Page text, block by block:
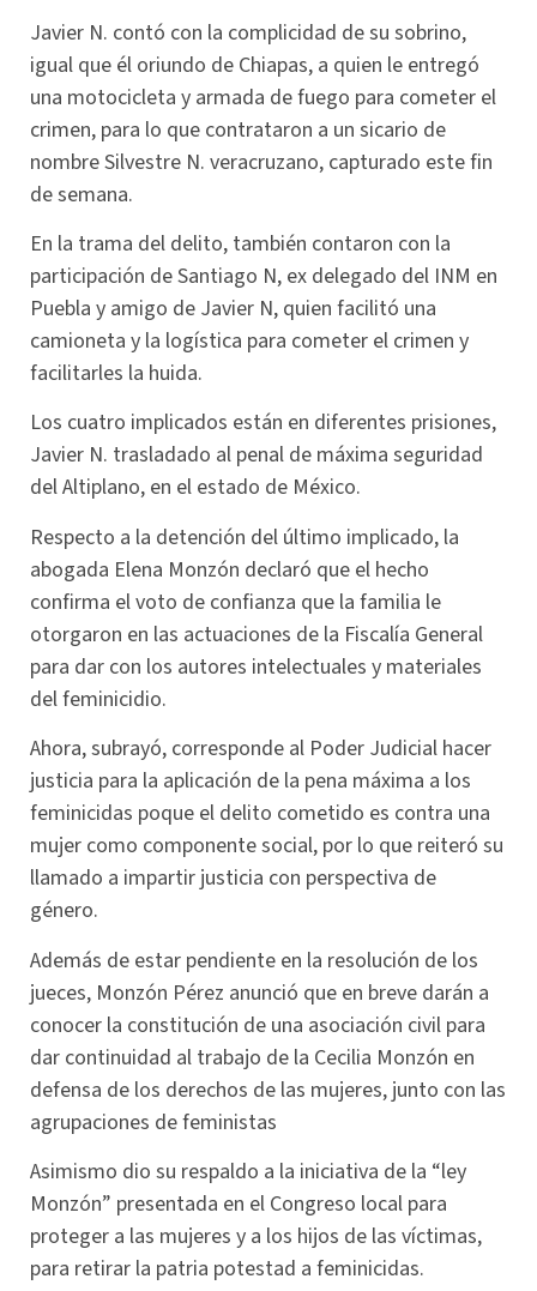
Javier N. contó con la complicidad de su sobrino,
igual que él oriundo de Chiapas, a quien le entregó
una motocicleta y armada de fuego para cometer el
crimen, para lo que contrataron a un sicario de
nombre Silvestre N. veracruzano, capturado este fin
de semana.
En la trama del delito, también contaron con la
participación de Santiago N, ex delegado del INM en
Puebla y amigo de Javier N, quien facilitó una
camioneta y la logística para cometer el crimen y
facilitarles la huida.
Los cuatro implicados están en diferentes prisiones,
Javier N. trasladado al penal de máxima seguridad
del Altiplano, en el estado de México.
Respecto a la detención del último implicado, la
abogada Elena Monzón declaró que el hecho
confirma el voto de confianza que la familia le
otorgaron en las actuaciones de la Fiscalía General
para dar con los autores intelectuales y materiales
del feminicidio.
Ahora, subrayó, corresponde al Poder Judicial hacer
justicia para la aplicación de la pena máxima a los
feminicidas poque el delito cometido es contra una
mujer como componente social, por lo que reiteró su
llamado a impartir justicia con perspectiva de
género.
Además de estar pendiente en la resolución de los
jueces, Monzón Pérez anunció que en breve darán a
conocer la constitución de una asociación civil para
dar continuidad al trabajo de la Cecilia Monzón en
defensa de los derechos de las mujeres, junto con las
agrupaciones de feministas
Asimismo dio su respaldo a la iniciativa de la “ley
Monzón” presentada en el Congreso local para
proteger a las mujeres y a los hijos de las víctimas,
para retirar la patria potestad a feminicidas.